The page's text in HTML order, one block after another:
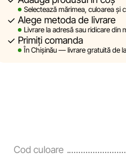
Sportlandia își rezervă dreptul
prealabilă, descrierile,
site sunt simulate și au un
Echipa noastră verifică și
Selectează mărimea, culoarea și
Alege metoda de livrare
Livrare la adresă sau ridicare din
Primiți comanda
În Chișinău — livrare gratuită de
Cod culoare